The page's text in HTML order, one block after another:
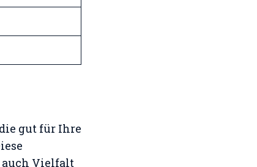
gut für Ihre
Vielfalt